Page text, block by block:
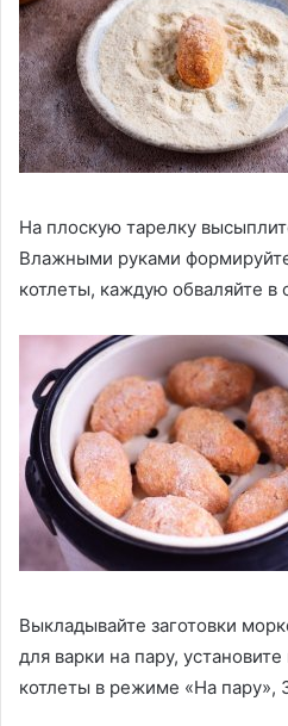
На плоскую тарелку
Влажными руками
котлеты, каждую обваляйте в
Выкладывайте заготовки
для варки на пару, установите
котлеты в режиме «На пару»,